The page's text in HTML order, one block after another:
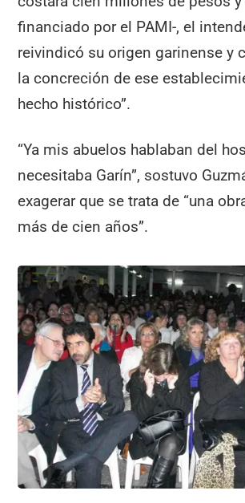
financiado por el PAMI-, el
reivindicó su origen garinense y
la concreción de ese
hecho histórico”.
“Ya mis abuelos hablaban del
necesitaba Garín”, sostuvo
exagerar que se trata de “una
más de cien años”.